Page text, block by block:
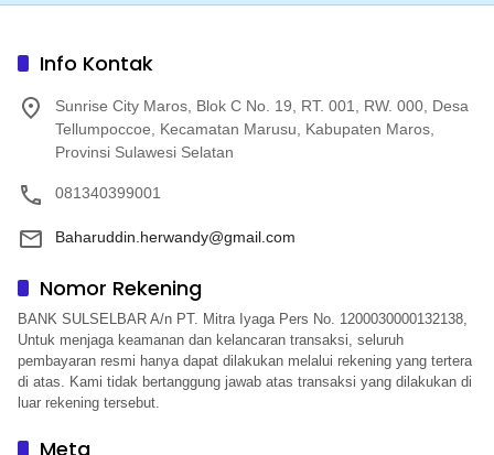
Info Kontak
Sunrise City Maros, Blok C No. 19, RT. 001, RW. 000, Desa
Tellumpoccoe, Kecamatan Marusu, Kabupaten Maros,
Provinsi Sulawesi Selatan
081340399001
Baharuddin.herwandy@gmail.com
Nomor Rekening
BANK SULSELBAR A/n PT. Mitra Iyaga Pers No. 1200030000132138,
Untuk menjaga keamanan dan kelancaran transaksi, seluruh
pembayaran resmi hanya dapat dilakukan melalui rekening yang tertera
di atas. Kami tidak bertanggung jawab atas transaksi yang dilakukan di
luar rekening tersebut.
Meta